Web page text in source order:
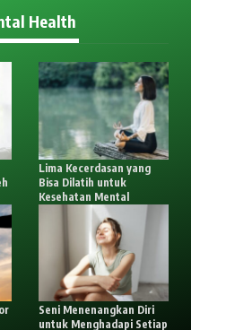
Health
Lima Kecerdasan yang
Bisa Dilatih untuk
Kesehatan Mental
Seni Menenangkan Diri
untuk Menghadapi Setiap